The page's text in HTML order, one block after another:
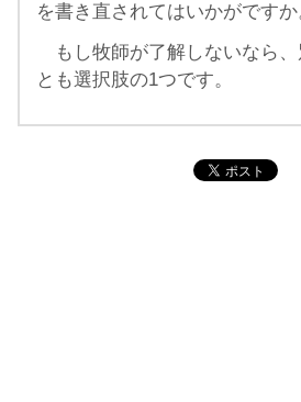
を書き直されてはいかがですか
もし牧師が了解しないなら、
とも選択肢の1つです。